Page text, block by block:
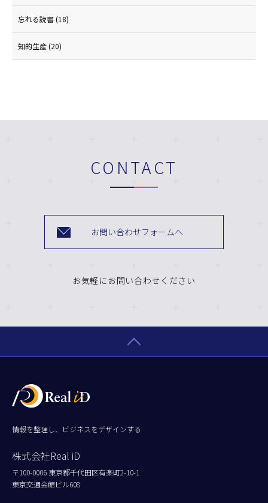
忘れる読書(18)
知的生産(20)
CONTACT
お問い合わせフォームへ
お気軽にお問い合わせください
情報を整理し、ビジネスをデザインする
株式会社Real iD
〒100-0006 東京都千代田区有楽町2-10-1
東京交通会館ビル608